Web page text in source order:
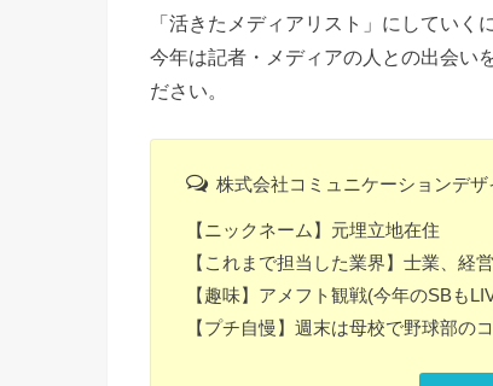
「活きたメディアリスト」にしていく
今年は記者・メディアの人との出会い
ださい。
株式会社コミュニケーションデ
【ニックネーム】元埋立地在住
【これまで担当した業界】士業、経
【趣味】アメフト観戦(今年のSBも
【プチ自慢】週末は母校で野球部の